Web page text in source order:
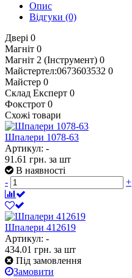
Опис
Відгуки (0)
Двері 0
Магніт 0
Магніт 2 (Інструмент) 0
Майстертел:0673603532 0
Майстер 0
Склад Експерт 0
Фокстрот 0
Схожі товари
Шпалери 1078-63
Артикул: -
91.61 грн. за шт
В наявності
-
+
Шпалери 412619
Артикул: -
434.01 грн. за шт
Під замовлення
Замовити